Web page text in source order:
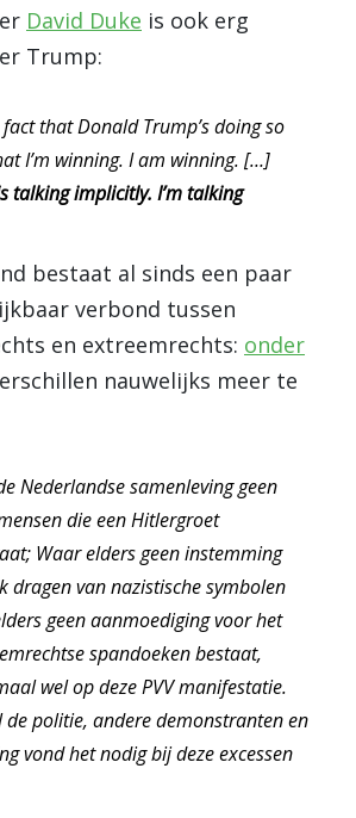
David Duke is ook erg
Trump:
that Donald Trump’s doing so
I’m winning. I am winning. […]
talking implicitly. I’m talking
bestaat al sinds een paar
verbond tussen
en extreemrechts: onder
nauwelijks meer te
Nederlandse samenleving geen
die een Hitlergroet
Waar elders geen instemming
dragen van nazistische symbolen
geen aanmoediging voor het
spandoeken bestaat,
wel op deze PVV manifestatie.
de politie, andere demonstranten en
vond het nodig bij deze excessen